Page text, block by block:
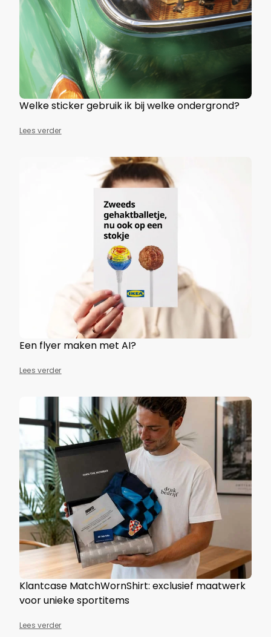
Welke sticker gebruik ik bij welke ondergrond?
Lees verder
Een flyer maken met AI?
Lees verder
Klantcase MatchWornShirt: exclusief maatwerk
voor unieke sportitems
Lees verder